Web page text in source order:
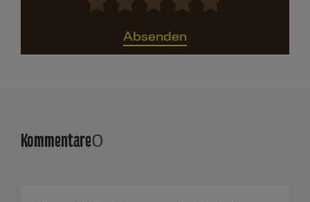
Absenden
Kommentare0